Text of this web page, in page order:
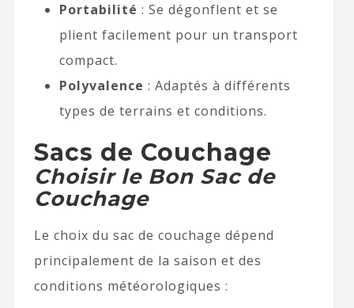
Portabilité : Se dégonflent et se
plient facilement pour un transport
compact.
Polyvalence : Adaptés à différents
types de terrains et conditions.
Sacs de Couchage
Choisir le Bon Sac de
Couchage
Le choix du sac de couchage dépend
principalement de la saison et des
conditions météorologiques :